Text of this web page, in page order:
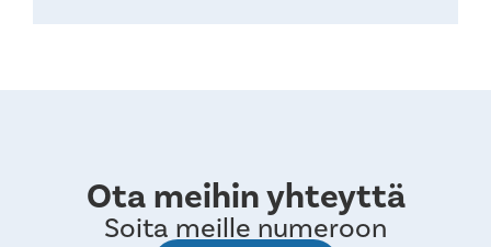
Ota meihin yhteyttä
Soita meille numeroon